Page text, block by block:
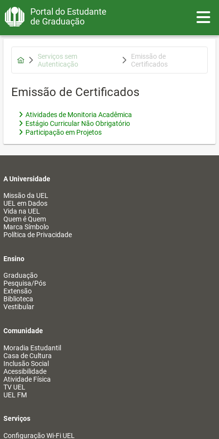
Portal do Estudante
de Graduação
Serviços sem
Autenticação
Emissão de
Certificados
Emissão de Certificados
Atividades de Monitoria Acadêmica
Estágio Curricular Não Obrigatório
Participação em Projetos
A Universidade
Missão da UEL
UEL em Dados
Vida na UEL
Quem é Quem
Marca Símbolo
Política de Privacidade
Ensino
Graduação
Pesquisa/Pós
Extensão
Biblioteca
Vestibular
Comunidade
Moradia Estudantil
Casa de Cultura
Inclusão Social
Acessibilidade
Atividade Física
TV UEL
UEL FM
Serviços
Configuração Wi-Fi UEL